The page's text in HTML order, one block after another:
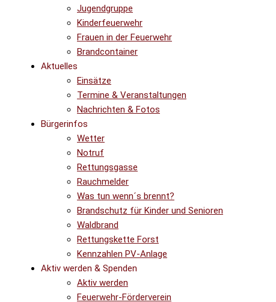
Jugendgruppe
Kinderfeuerwehr
Frauen in der Feuerwehr
Brandcontainer
Aktuelles
Einsätze
Termine & Veranstaltungen
Nachrichten & Fotos
Bürgerinfos
Wetter
Notruf
Rettungsgasse
Rauchmelder
Was tun wenn´s brennt?
Brandschutz für Kinder und Senioren
Waldbrand
Rettungskette Forst
Kennzahlen PV-Anlage
Aktiv werden & Spenden
Aktiv werden
Feuerwehr-Förderverein